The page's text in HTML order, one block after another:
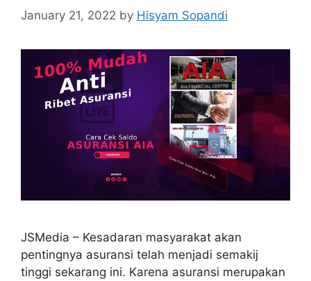
January 21, 2022 by Hisyam Sopandi
JSMedia – Kesadaran masyarakat akan
pentingnya asuransi telah menjadi semakij
tinggi sekarang ini. Karena asuransi merupakan